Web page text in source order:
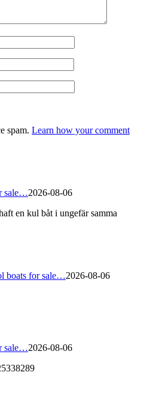
spam. Learn how your comment
sale…2026-08-06
en kul båt i ungefär samma
boats for sale…2026-08-06
sale…2026-08-06